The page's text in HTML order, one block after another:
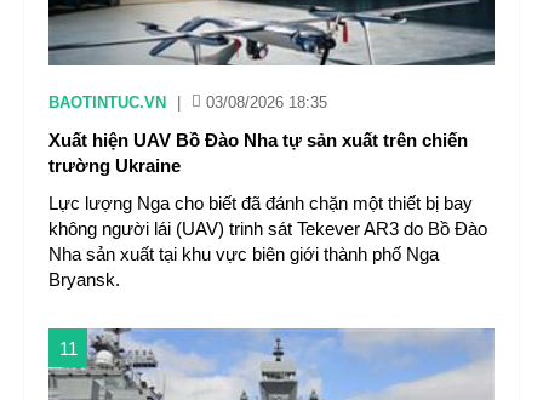
BAOTINTUC.VN 03/08/2026 18:35
Xuất hiện UAV Bồ Đào Nha tự sản xuất trên chiến
trường Ukraine
Lực lượng Nga cho biết đã đánh chặn một thiết bị bay
không người lái (UAV) trinh sát Tekever AR3 do Bồ Đào
Nha sản xuất tại khu vực biên giới thành phố Nga
Bryansk.
11